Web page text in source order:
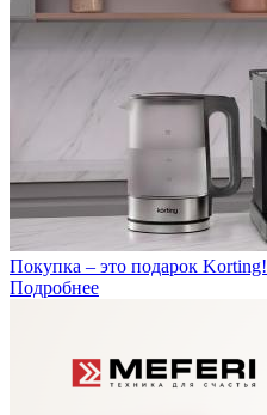
Покупка – это подарок Korting!
Подробнее